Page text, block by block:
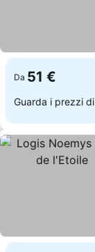
Da 51 €
Guarda i prezzi di